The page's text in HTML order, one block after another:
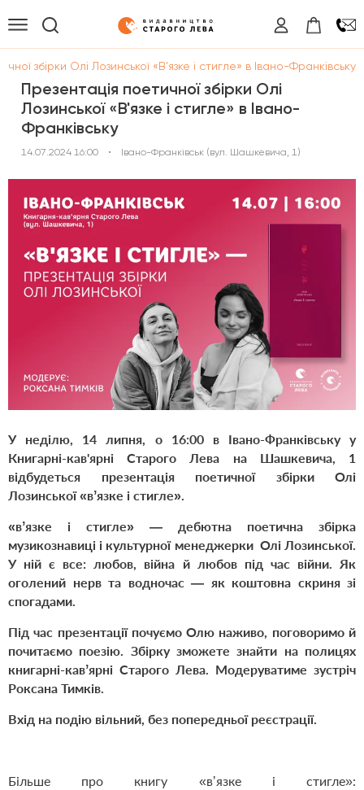
збірки Олі Лозинської «В'язке і стигле» в Івано-Франківську
Презентація поетичної збірки Олі
Лозинської «В'язке і стигле» в Івано-
Франківську
14.07.2024 16:00 • Івано-Франківськ (вул. Шашкевича, 1)
У неділю, 14 липня, о 16:00 в Івано-Франківську у
Книгарні-кав'ярні Старого Лева на Шашкевича, 1
відбудеться презентація поетичної збірки Олі
Лозинської «вʼязке і стигле».
«вʼязке і стигле» — дебютна поетична збірка
музикознавиці і культурної менеджерки Олі Лозинської.
У ній є все: любов, війна й любов під час війни. Як
оголений нерв та водночас — як коштовна скриня зі
спогадами.
Під час презентації почуємо Олю наживо, поговоримо й
почитаємо поезію. Збірку зможете знайти на полицях
книгарні-кавʼярні Старого Лева. Модеруватиме зустріч
Роксана Тимків.
Вхід на подію вільний, без попередньої реєстрації.
Більше про книгу «вʼязке і стигле»: